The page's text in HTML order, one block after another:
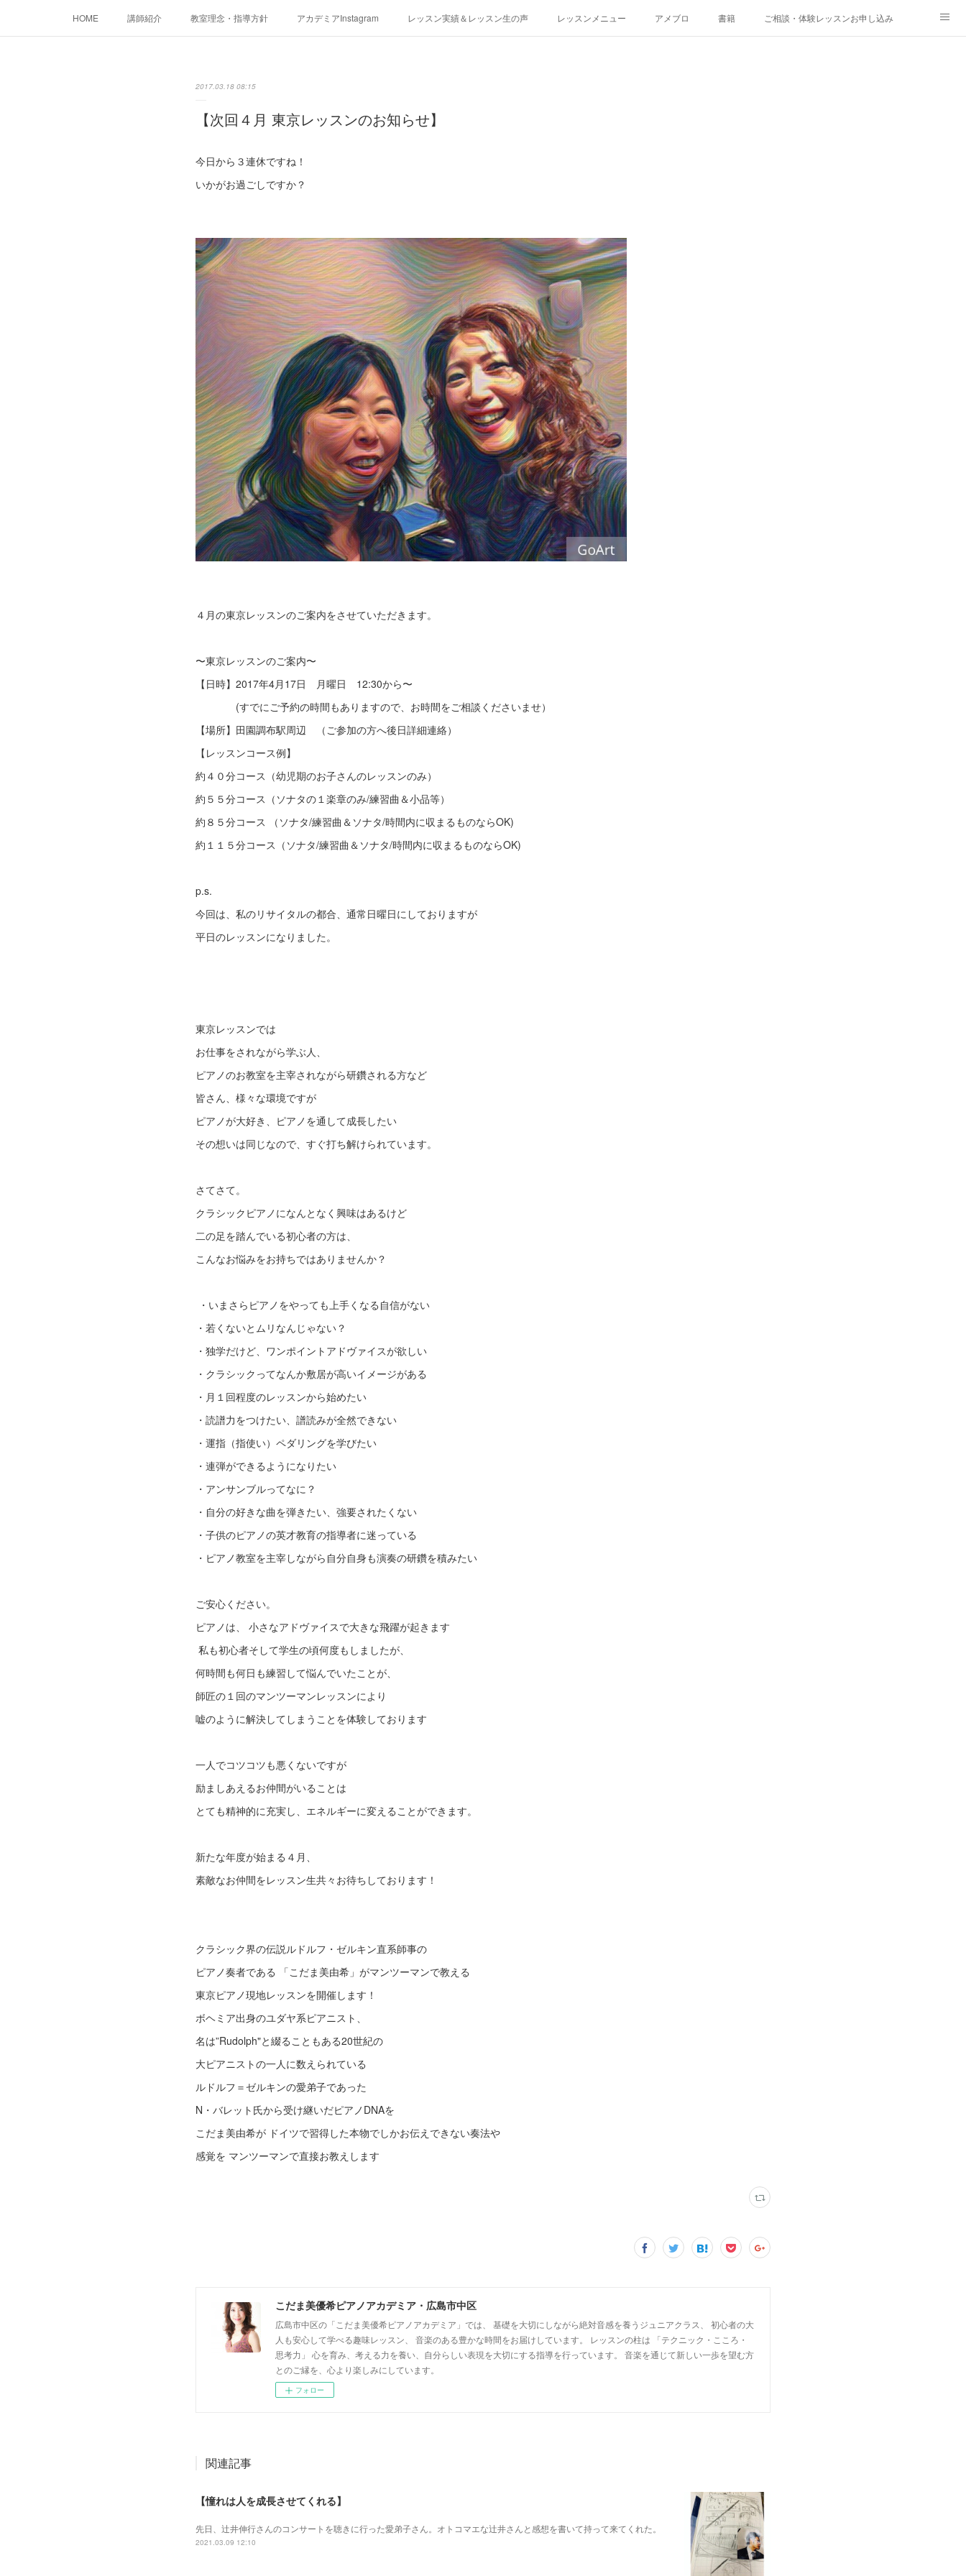
HOME 講師紹介 教室理念・指導方針 アカデミアInstagram レッスン実績＆レッスン生の声 レッスンメニュー アメブロ 書籍 ご相談・体験レッスンお申し込み
2017.03.18 08:15
【次回４月 東京レッスンのお知らせ】
今日から３連休ですね！
いかがお過ごしですか？
４月の東京レッスンのご案内をさせていただきます。
〜東京レッスンのご案内〜
【日時】2017年4月17日 月曜日 12:30から〜
(すでにご予約の時間もありますので、お時間をご相談くださいませ）
【場所】田園調布駅周辺 （ご参加の方へ後日詳細連絡）
【レッスンコース例】
約４０分コース（幼児期のお子さんのレッスンのみ）
約５５分コース（ソナタの１楽章のみ/練習曲＆小品等）
約８５分コース （ソナタ/練習曲＆ソナタ/時間内に収まるものならOK)
約１１５分コース（ソナタ/練習曲＆ソナタ/時間内に収まるものならOK)
p.s.
今回は、私のリサイタルの都合、通常日曜日にしておりますが
平日のレッスンになりました。
東京レッスンでは
お仕事をされながら学ぶ人、
ピアノのお教室を主宰されながら研鑽される方など
皆さん、様々な環境ですが
ピアノが大好き、ピアノを通して成長したい
その想いは同じなので、すぐ打ち解けられています。
さてさて。
クラシックピアノになんとなく興味はあるけど
二の足を踏んでいる初心者の方は、
こんなお悩みをお持ちではありませんか？
・いまさらピアノをやっても上手くなる自信がない
・若くないとムリなんじゃない？
・独学だけど、ワンポイントアドヴァイスが欲しい
・クラシックってなんか敷居が高いイメージがある
・月１回程度のレッスンから始めたい
・読譜力をつけたい、譜読みが全然できない
・運指（指使い）ペダリングを学びたい
・連弾ができるようになりたい
・アンサンブルってなに？
・自分の好きな曲を弾きたい、強要されたくない
・子供のピアノの英才教育の指導者に迷っている
・ピアノ教室を主宰しながら自分自身も演奏の研鑽を積みたい
ご安心ください。
ピアノは、 小さなアドヴァイスで大きな飛躍が起きます
私も初心者そして学生の頃何度もしましたが、
何時間も何日も練習して悩んでいたことが、
師匠の１回のマンツーマンレッスンにより
嘘のように解決してしまうことを体験しております
一人でコツコツも悪くないですが
励ましあえるお仲間がいることは
とても精神的に充実し、エネルギーに変えることができます。
新たな年度が始まる４月、
素敵なお仲間をレッスン生共々お待ちしております！
クラシック界の伝説ルドルフ・ゼルキン直系師事の
ピアノ奏者である 「こだま美由希」がマンツーマンで教える
東京ピアノ現地レッスンを開催します！
ボヘミア出身のユダヤ系ピアニスト、
名は”Rudolph"と綴ることもある20世紀の
大ピアニストの一人に数えられている
ルドルフ＝ゼルキンの愛弟子であった
N・バレット氏から受け継いだピアノDNAを
こだま美由希が ドイツで習得した本物でしかお伝えできない奏法や
感覚を マンツーマンで直接お教えします
こだま美優希ピアノアカデミア・広島市中区
広島市中区の「こだま美優希ピアノアカデミア」では、 基礎を大切にしながら絶対音感を養うジュニアクラス、 初心者の大
人も安心して学べる趣味レッスン、 音楽のある豊かな時間をお届けしています。 レッスンの柱は 「テクニック・こころ・
思考力」 心を育み、考える力を養い、自分らしい表現を大切にする指導を行っています。 音楽を通じて新しい一歩を望む方
とのご縁を、心より楽しみにしています。
フォロー
関連記事
【憧れは人を成長させてくれる】
先日、辻井伸行さんのコンサートを 聴きに行った愛弟子さん。 オトコマエな辻井さんと 感想を書いて持って来てくれた。
2021.03.09 12:10